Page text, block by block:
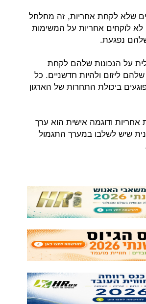
שלא לקחת אחריות, זה מחלחל
לוקחים אחריות על המשימות
נפגעת.
על הנכונות שלהם לקחת
שלהם ליזום ולהיות חדשניים. כל
ביכולת התחרות של הארגון
ודוגמה אישית הוא ערך
שיש לשלבו במערך התגמול